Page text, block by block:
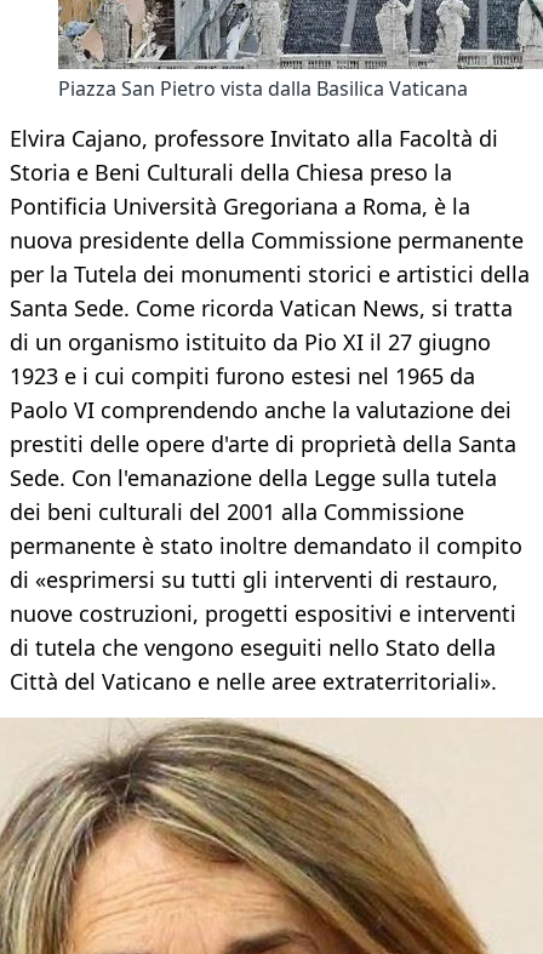
Piazza San Pietro vista dalla Basilica Vaticana
Elvira Cajano, professore Invitato alla Facoltà di
Storia e Beni Culturali della Chiesa preso la
Pontificia Università Gregoriana a Roma, è la
nuova presidente della Commissione permanente
per la Tutela dei monumenti storici e artistici della
Santa Sede. Come ricorda Vatican News, si tratta
di un organismo istituito da Pio XI il 27 giugno
1923 e i cui compiti furono estesi nel 1965 da
Paolo VI comprendendo anche la valutazione dei
prestiti delle opere d'arte di proprietà della Santa
Sede. Con l'emanazione della Legge sulla tutela
dei beni culturali del 2001 alla Commissione
permanente è stato inoltre demandato il compito
di «esprimersi su tutti gli interventi di restauro,
nuove costruzioni, progetti espositivi e interventi
di tutela che vengono eseguiti nello Stato della
Città del Vaticano e nelle aree extraterritoriali».